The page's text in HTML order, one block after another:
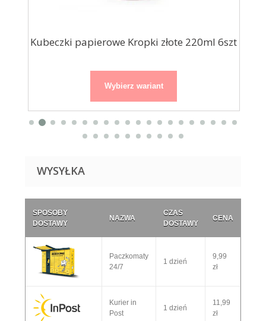
Kubeczki papierowe Kropki złote 220ml 6szt
Wybierz wariant
WYSYŁKA
SPOSOBY
DOSTAWY
NAZWA
CZAS
DOSTAWY
CENA
Paczkomaty
24/7
1 dzień
9,99
zł
Kurier in
Post
1 dzień
11,99
zł